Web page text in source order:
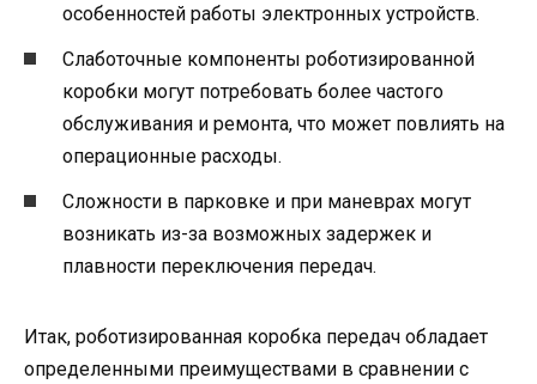
особенностей работы электронных устройств.
Слаботочные компоненты роботизированной
коробки могут потребовать более частого
обслуживания и ремонта, что может повлиять на
операционные расходы.
Сложности в парковке и при маневрах могут
возникать из-за возможных задержек и
плавности переключения передач.
Итак, роботизированная коробка передач обладает
определенными преимуществами в сравнении с